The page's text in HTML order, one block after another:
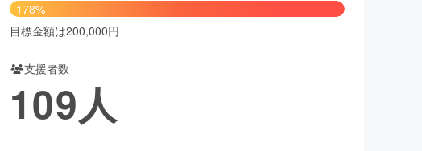
ヘルスケア
178%
目標金額は200,000円
支援者数
109人